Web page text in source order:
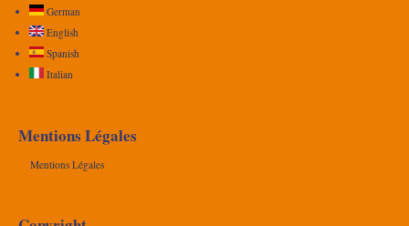
German
English
Spanish
Italian
Mentions Légales
Mentions Légales